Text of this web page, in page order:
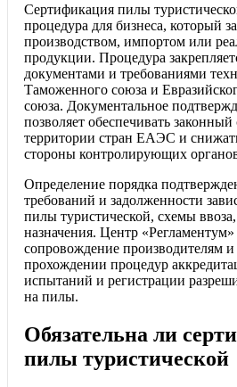
Сертификация пилы
процедура для бизнеса, который
производством, импортом или
продукции. Процедура
документами и требованиями
Таможенного союза и
союза. Документальное
позволяет обеспечивать
территории стран ЕАЭС и
стороны контролирующих
Определение порядка
требований и задолженности
пилы туристической, схемы
назначения. Центр «Регламентум»
сопровождение производителям
прохождении процедур
испытаний и регистрации
на пилы.
Обязательна ли
пилы туристической